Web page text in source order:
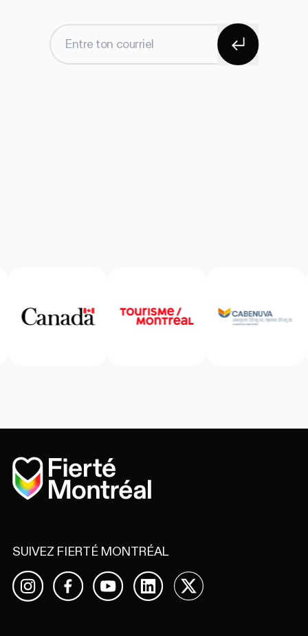
Entre ton courriel S'abonner
Accueil
SUIVEZ FIERTÉ MONTRÉAL
InstagramFacebookYouTubeLinkedIn
X